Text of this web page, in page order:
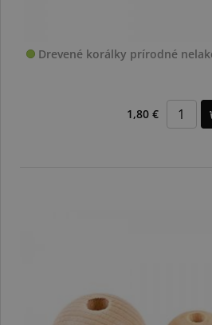
Drevené korálky prírodné
1,80 €